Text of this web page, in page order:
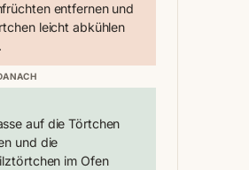
entfernen und
leicht abkühlen
auf die Törtchen
und die
im Ofen